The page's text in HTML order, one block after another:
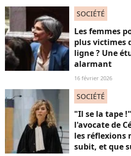
SOCIÉTÉ
Les femmes
plus victimes
ligne ? Une
alarmant
16 février 2026
SOCIÉTÉ
"Il se la tape
l'avocate de
les réflexions
subit, et que